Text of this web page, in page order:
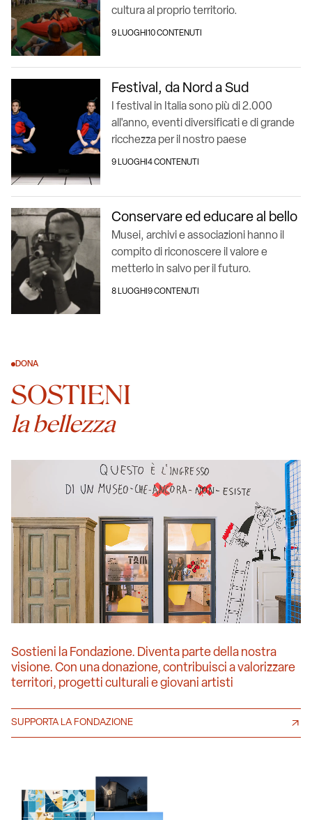
cultura al proprio territorio.
9 LUOGHI 10 CONTENUTI
Festival, da Nord a Sud
I festival in Italia sono più di 2.000
all'anno, eventi diversificati e di grande
ricchezza per il nostro paese
9 LUOGHI 4 CONTENUTI
Conservare ed educare al bello
Musei, archivi e associazioni hanno il
compito di riconoscere il valore e
metterlo in salvo per il futuro.
8 LUOGHI 9 CONTENUTI
DONA
SOSTIENI
la bellezza
Sostieni la Fondazione. Diventa parte della nostra
visione. Con una donazione, contribuisci a valorizzare
territori, progetti culturali e giovani artisti
SUPPORTA LA FONDAZIONE